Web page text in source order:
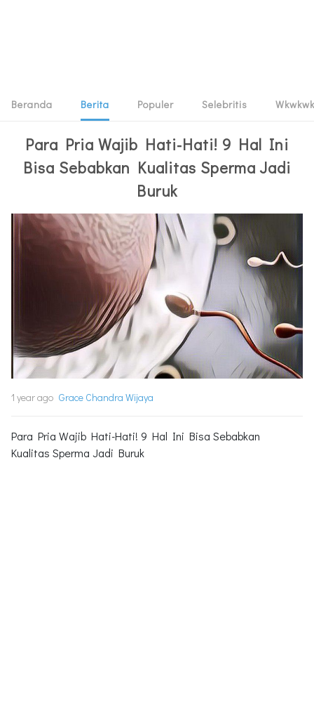
Beranda Berita Populer Selebritis Wkwkwk
Para Pria Wajib Hati-Hati! 9 Hal Ini
Bisa Sebabkan Kualitas Sperma Jadi
Buruk
1 year ago Grace Chandra Wijaya
Para Pria Wajib Hati-Hati! 9 Hal Ini Bisa Sebabkan
Kualitas Sperma Jadi Buruk